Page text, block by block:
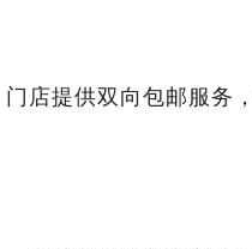
店提供双向包邮服务